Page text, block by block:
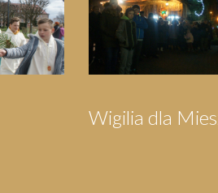
Trzech Króli